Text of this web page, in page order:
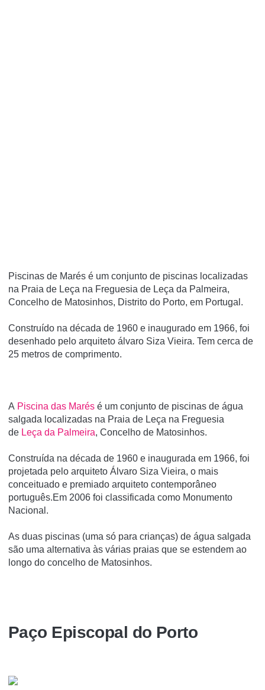
Piscinas de Marés é um conjunto de piscinas localizadas
na Praia de Leça na Freguesia de Leça da Palmeira,
Concelho de Matosinhos, Distrito do Porto, em Portugal.
Construí­do na década de 1960 e inaugurado em 1966, foi
desenhado pelo arquiteto álvaro Siza Vieira. Tem cerca de
25 metros de comprimento.
A Piscina das Marés é um conjunto de piscinas de água
salgada localizadas na Praia de Leça na Freguesia
de Leça da Palmeira, Concelho de Matosinhos.
Construída na década de 1960 e inaugurada em 1966, foi
projetada pelo arquiteto Álvaro Siza Vieira, o mais
conceituado e premiado arquiteto contemporâneo
português.Em 2006 foi classificada como Monumento
Nacional.
As duas piscinas (uma só para crianças) de água salgada
são uma alternativa às várias praias que se estendem ao
longo do concelho de Matosinhos.
Paço Episcopal do Porto